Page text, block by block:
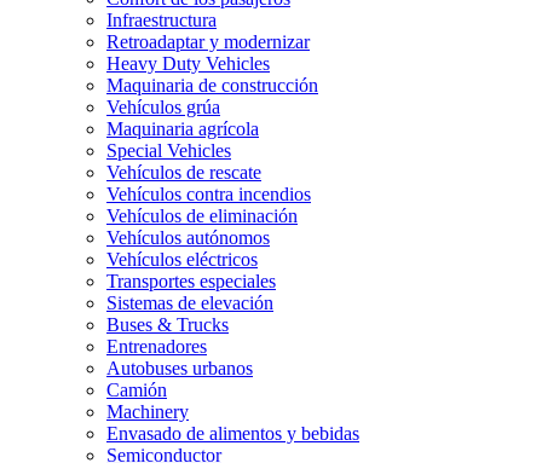
Infraestructura
Retroadaptar y modernizar
Heavy Duty Vehicles
Maquinaria de construcción
Vehículos grúa
Maquinaria agrícola
Special Vehicles
Vehículos de rescate
Vehículos contra incendios
Vehículos de eliminación
Vehículos autónomos
Vehículos eléctricos
Transportes especiales
Sistemas de elevación
Buses & Trucks
Entrenadores
Autobuses urbanos
Camión
Machinery
Envasado de alimentos y bebidas
Semiconductor